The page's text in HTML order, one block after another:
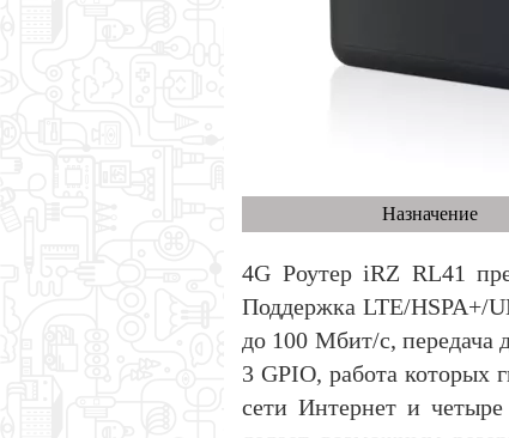
Назначение
4G Роутер iRZ RL41
Поддержка LTE/HSPA+/
до 100 Мбит/с, передача
3 GPIO, работа которых
сети Интернет и